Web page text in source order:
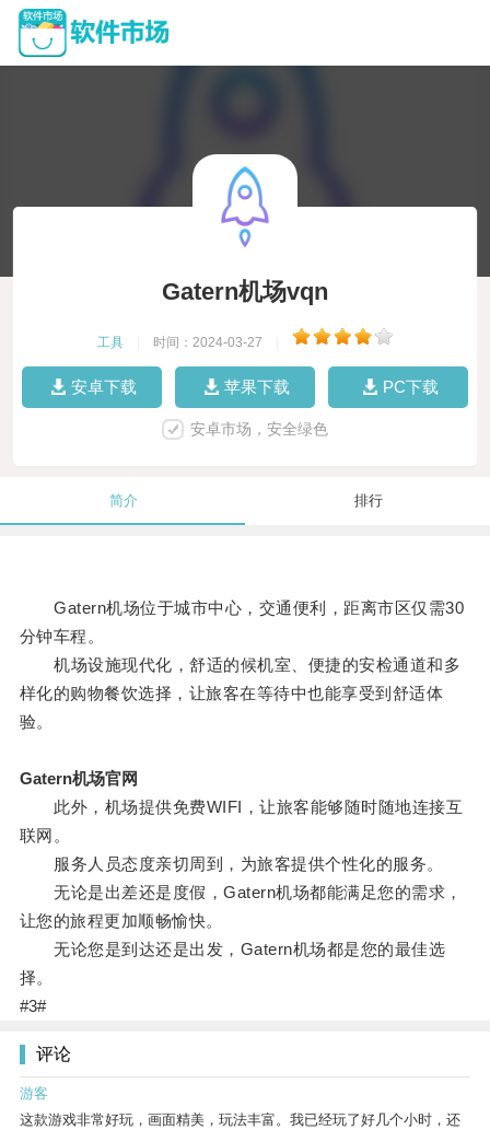
Gatern机场vqn
工具 时间：2024-03-27
安卓下载 苹果下载 PC下载
安卓市场，安全绿色
简介 排行
Gatern机场位于城市中心，交通便利，距离市区仅需30
分钟车程。
机场设施现代化，舒适的候机室、便捷的安检通道和多
样化的购物餐饮选择，让旅客在等待中也能享受到舒适体
验。
Gatern机场官网
此外，机场提供免费WIFI，让旅客能够随时随地连接互
联网。
服务人员态度亲切周到，为旅客提供个性化的服务。
无论是出差还是度假，Gatern机场都能满足您的需求，
让您的旅程更加顺畅愉快。
无论您是到达还是出发，Gatern机场都是您的最佳选
择。
#3#
评论
游客
这款游戏非常好玩，画面精美，玩法丰富。我已经玩了好几个小时，还